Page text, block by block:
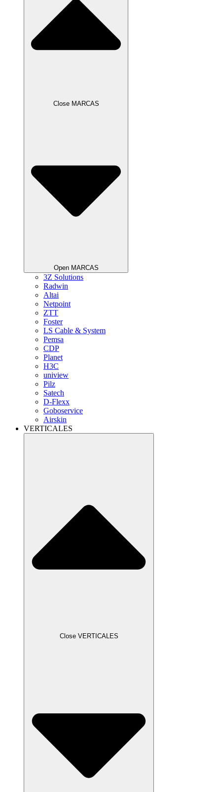
Close MARCAS
Open MARCAS
3Z Solutions
Radwin
Altai
Netpoint
ZTT
Foster
LS Cable & System
Pemsa
CDP
Planet
H3C
uniview
Pilz
Satech
D-Flexx
Goboservice
Airskin
VERTICALES
Close VERTICALES